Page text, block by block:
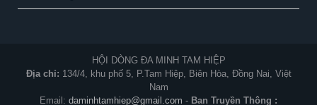
HỘI DÒNG ĐA MINH TAM HIỆP
Địa chỉ: 134/4, khu phố 5, P.Tam Hiệp, Biên Hòa, Đồng Nai, Việt
Nam
Email: daminhtamhiep@gmail.com - Ban Truyền Thông :